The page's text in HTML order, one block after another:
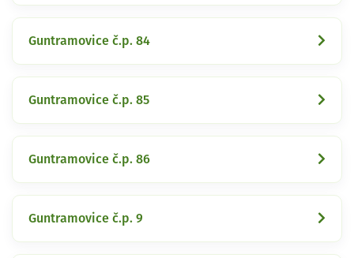
Guntramovice č.p. 84
Guntramovice č.p. 85
Guntramovice č.p. 86
Guntramovice č.p. 9